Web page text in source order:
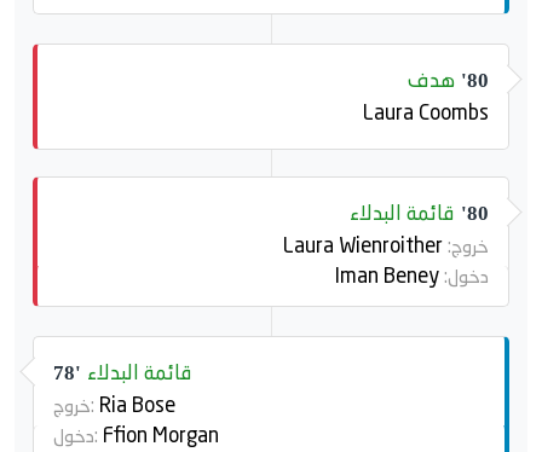
80' هدف
Laura Coombs
80' قائمة البدلاء
خروج:
دخول:
78' قائمة البدلاء
خروج: Ria Bose
دخول: Ffion Morgan